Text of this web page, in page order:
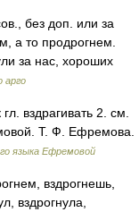
без доп. или за
а то продрогнем.
за нас, хороших
арго
вздрагивать 2. см.
Т. Ф. Ефремова.
языка Ефремовой
вздрогнешь,
вздрогнула,